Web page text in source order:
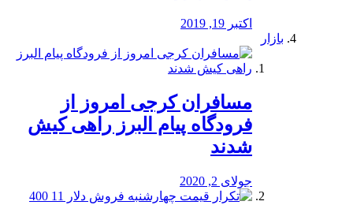
اکتبر 19, 2019
بازار
مسافران کرجی امروز از
فرودگاه پیام البرز راهی کیش
شدند
جولای 2, 2020